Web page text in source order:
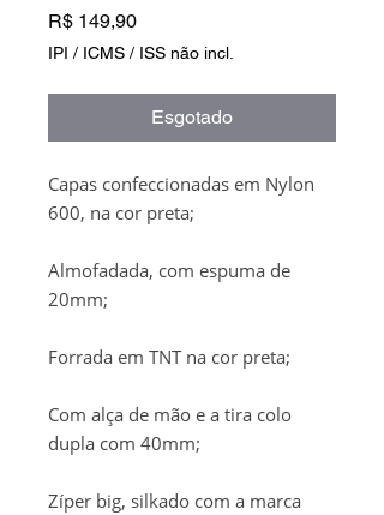
R$ 149,90Preço
IPI / ICMS / ISS não incl.
Esgotado
Capas confeccionadas em Nylon
600, na cor preta;
Almofadada, com espuma de
20mm;
Forrada em TNT na cor preta;
Com alça de mão e a tira colo
dupla com 40mm;
Zíper big, silkado com a marca